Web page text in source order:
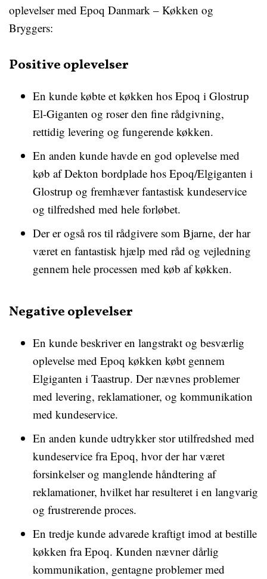
oplevelser med Epoq Danmark – Køkken og
Bryggers:
Positive oplevelser
En kunde købte et køkken hos Epoq i Glostrup
El-Giganten og roser den fine rådgivning,
rettidig levering og fungerende køkken.
En anden kunde havde en god oplevelse med
køb af Dekton bordplade hos Epoq/Elgiganten i
Glostrup og fremhæver fantastisk kundeservice
og tilfredshed med hele forløbet.
Der er også ros til rådgivere som Bjarne, der har
været en fantastisk hjælp med råd og vejledning
gennem hele processen med køb af køkken.
Negative oplevelser
En kunde beskriver en langstrakt og besværlig
oplevelse med Epoq køkken købt gennem
Elgiganten i Taastrup. Der nævnes problemer
med levering, reklamationer, og kommunikation
med kundeservice.
En anden kunde udtrykker stor utilfredshed med
kundeservice fra Epoq, hvor der har været
forsinkelser og manglende håndtering af
reklamationer, hvilket har resulteret i en langvarig
og frustrerende proces.
En tredje kunde advarede kraftigt imod at bestille
køkken fra Epoq. Kunden nævner dårlig
kommunikation, gentagne problemer med